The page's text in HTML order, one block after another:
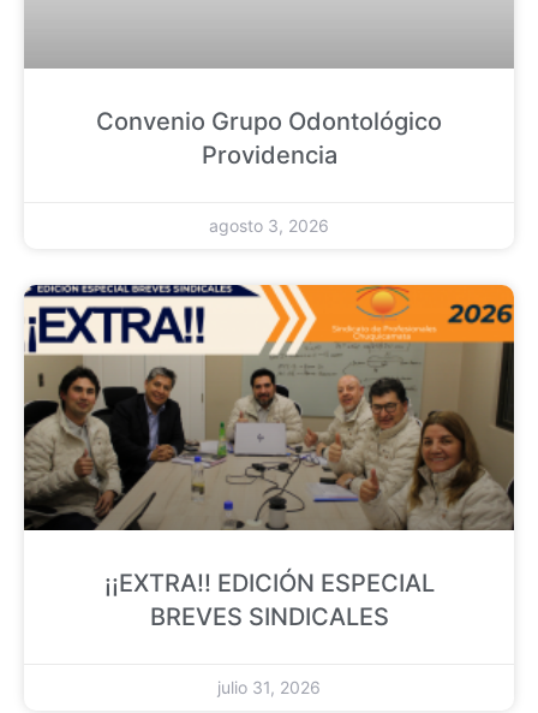
Convenio Grupo Odontológico
Providencia
agosto 3, 2026
¡¡EXTRA!! EDICIÓN ESPECIAL
BREVES SINDICALES
julio 31, 2026